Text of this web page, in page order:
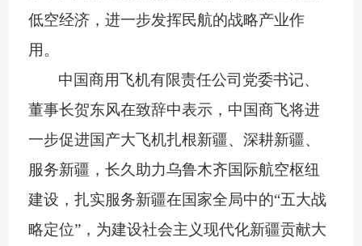
低空经济，进一步发挥民航的战略产业作
用。
中国商用飞机有限责任公司党委书记、
董事长贺东风在致辞中表示，中国商飞将进
一步促进国产大飞机扎根新疆、深耕新疆、
服务新疆，长久助力乌鲁木齐国际航空枢纽
建设，扎实服务新疆在国家全局中的“五大战
略定位” ，为建设社会主义现代化新疆贡献大